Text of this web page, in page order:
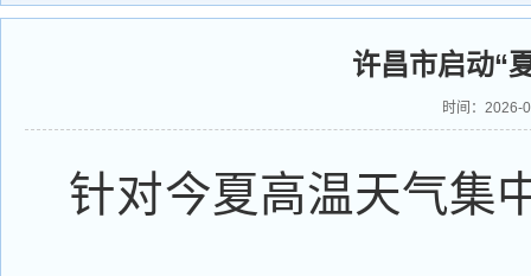
许昌市启动“
时间：
针对今夏高温天气集